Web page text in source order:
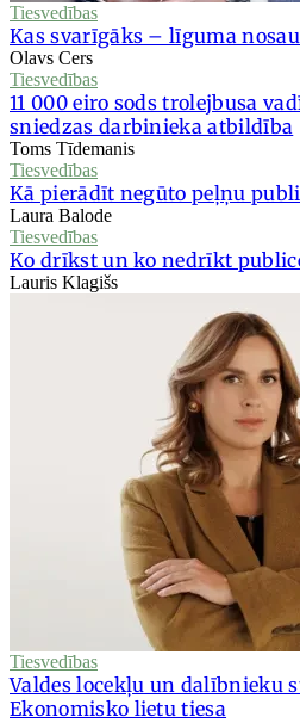
Tiesvedības
Kas svarīgāks – līguma
Olavs Cers
Tiesvedības
11 000 eiro sods trolejbusa
sniedzas darbinieka atbildība
Toms Tīdemanis
Tiesvedības
Kā pierādīt negūto peļņu
Laura Balode
Tiesvedības
Ko drīkst un ko nedrīkt
Lauris Klagišs
Tiesvedības
Valdes locekļu un dalībnieku
Ekonomisko lietu tiesa